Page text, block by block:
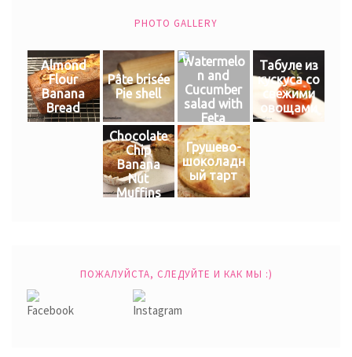
PHOTO GALLERY
Almond
Flour
Banana
Bread
Pâte brisée
Pie shell
Watermelo
n and
Cucumber
salad with
Feta
Табуле из
кускуса со
свежими
овощами
Chocolate
Chip
Banana
Nut
Muffins
Грушево-
шоколадн
ый тарт
ПОЖАЛУЙСТА, СЛЕДУЙТЕ И КАК МЫ :)